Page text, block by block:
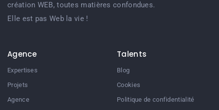
création WEB, toutes matières confondues.
Elle est pas Web la vie !
Agence
Expertises
Projets
Agence
Talents
Blog
Cookies
Politique de confidentialité